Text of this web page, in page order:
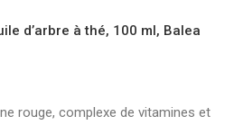
d’arbre à thé, 100 ml, Balea
rouge, complexe de vitamines et